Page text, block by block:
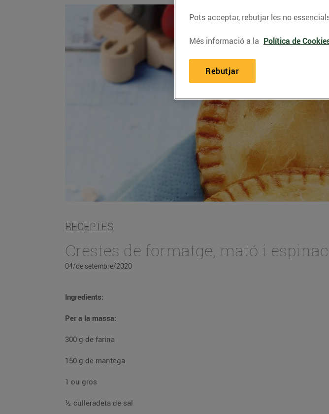
RECEPTES
Crestes de formatge, mató i
04/de setembre/2020
Ingredients:
Per a la massa:
300 g de farina
150 g de mantega
1 ou gros
½ culleradeta de sal
Pots acceptar, rebutjar les no
Més informació a la Política de
Rebutjar